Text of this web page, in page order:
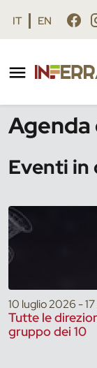
Vai al contenuto
Vai al footer
IT EN
Eventi in
10 luglio 2026 -
Tutte le
gruppo dei 10